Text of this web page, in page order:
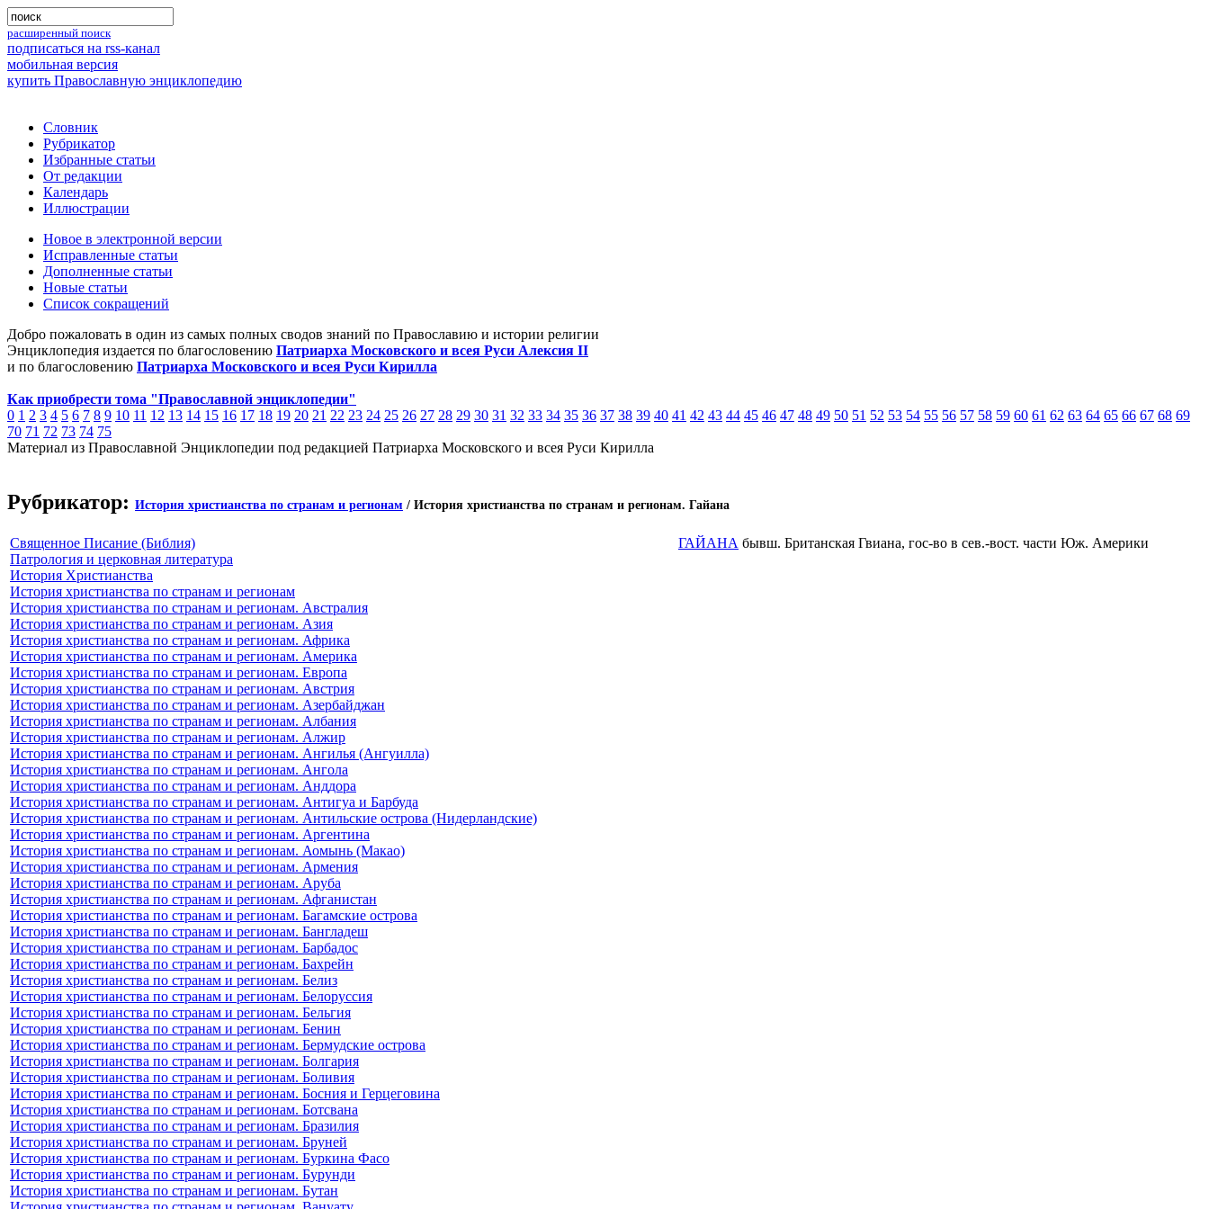
расширенный поиск
подписаться на rss-канал
мобильная версия
купить Православную энциклопедию
Словник
Рубрикатор
Избранные статьи
От редакции
Календарь
Иллюстрации
Новое в электронной версии
Исправленные статьи
Дополненные статьи
Новые статьи
Список сокращений
Добро пожаловать в один из самых полных сводов знаний по Православию и истории религии
Энциклопедия издается по благословению Патриарха Московского и всея Руси Алексия II
и по благословению Патриарха Московского и всея Руси Кирилла
Как приобрести тома "Православной энциклопедии"
0 1 2 3 4 5 6 7 8 9 10 11 12 13 14 15 16 17 18 19 20 21 22 23 24 25 26 27 28 29 30 31 32 33 34 35 36 37 38 39 40 41 42 43 44 45 46 47 48 49 50 51 52 53 54 55 56 57 58 59 60 61 62 63 64 65 66 67 68 69
70 71 72 73 74 75
Материал из Православной Энциклопедии под редакцией Патриарха Московского и всея Руси Кирилла
Рубрикатор: История христианства по странам и регионам / История христианства по странам и регионам. Гайана
Священное Писание (Библия)
Патрология и церковная литература
История Христианства
История христианства по странам и регионам
История христианства по странам и регионам. Австралия
История христианства по странам и регионам. Азия
История христианства по странам и регионам. Африка
История христианства по странам и регионам. Америка
История христианства по странам и регионам. Европа
История христианства по странам и регионам. Австрия
История христианства по странам и регионам. Азербайджан
История христианства по странам и регионам. Албания
История христианства по странам и регионам. Алжир
История христианства по странам и регионам. Ангилья (Ангуилла)
История христианства по странам и регионам. Ангола
История христианства по странам и регионам. Анддора
История христианства по странам и регионам. Антигуа и Барбуда
История христианства по странам и регионам. Антильские острова (Нидерландские)
История христианства по странам и регионам. Аргентина
История христианства по странам и регионам. Аомынь (Макао)
История христианства по странам и регионам. Армения
История христианства по странам и регионам. Аруба
История христианства по странам и регионам. Афганистан
История христианства по странам и регионам. Багамские острова
История христианства по странам и регионам. Бангладеш
История христианства по странам и регионам. Барбадос
История христианства по странам и регионам. Бахрейн
История христианства по странам и регионам. Белиз
История христианства по странам и регионам. Белоруссия
История христианства по странам и регионам. Бельгия
История христианства по странам и регионам. Бенин
История христианства по странам и регионам. Бермудские острова
История христианства по странам и регионам. Болгария
История христианства по странам и регионам. Боливия
История христианства по странам и регионам. Босния и Герцеговина
История христианства по странам и регионам. Ботсвана
История христианства по странам и регионам. Бразилия
История христианства по странам и регионам. Бруней
История христианства по странам и регионам. Буркина Фасо
История христианства по странам и регионам. Бурунди
История христианства по странам и регионам. Бутан
ГАЙАНА бывш. Британская Гвиана, гос-во в сев.-вост. части Юж. Америки